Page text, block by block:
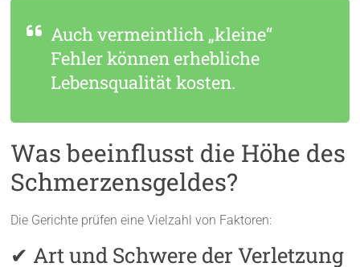
Auch vermeintlich „kleine“
Fehler können erhebliche
Lebensqualität kosten.
Was beeinflusst die Höhe des
Schmerzensgeldes?
Die Gerichte prüfen eine Vielzahl von Faktoren:
✔ Art und Schwere der Verletzung